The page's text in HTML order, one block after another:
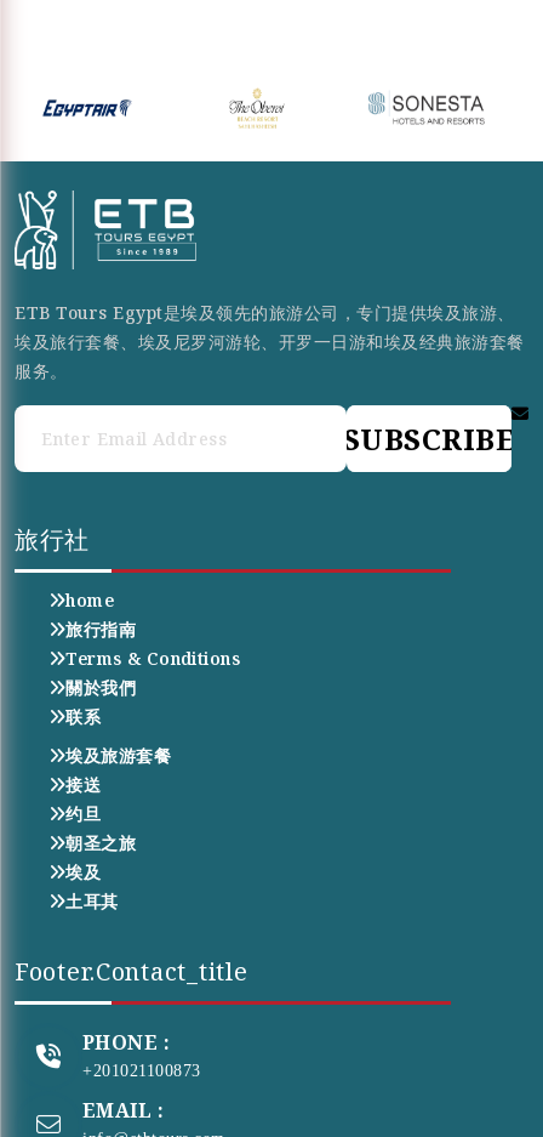
ETB Tours Egypt是埃及领先的旅游公司，专门提供埃及旅游、
埃及旅行套餐、埃及尼罗河游轮、开罗一日游和埃及经典旅游套餐
服务。
SUBSCRIBE
旅行社
home
旅行指南
Terms & Conditions
關於我們
联系
埃及旅游套餐
接送
约旦
朝圣之旅
埃及
土耳其
Footer.contact_title
PHONE :
+201021100873
EMAIL :